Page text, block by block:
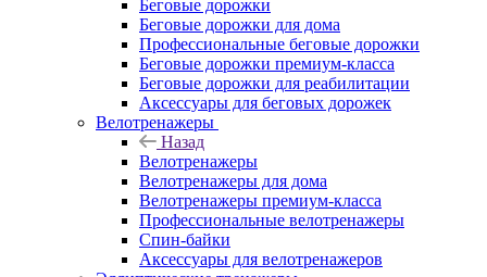
Беговые дорожки
Беговые дорожки для дома
Профессиональные беговые дорожки
Беговые дорожки премиум-класса
Беговые дорожки для реабилитации
Аксессуары для беговых дорожек
Велотренажеры
Назад
Велотренажеры
Велотренажеры для дома
Велотренажеры премиум-класса
Профессиональные велотренажеры
Спин-байки
Аксессуары для велотренажеров